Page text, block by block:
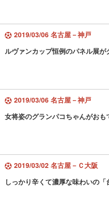
2019/03/06 名古屋－神戸
ルヴァンカップ恒例のパネル展が
2019/03/06 名古屋－神戸
女将姿のグランパコちゃんがおも
2019/03/02 名古屋－Ｃ大阪
しっかり辛くて濃厚な味わいの「